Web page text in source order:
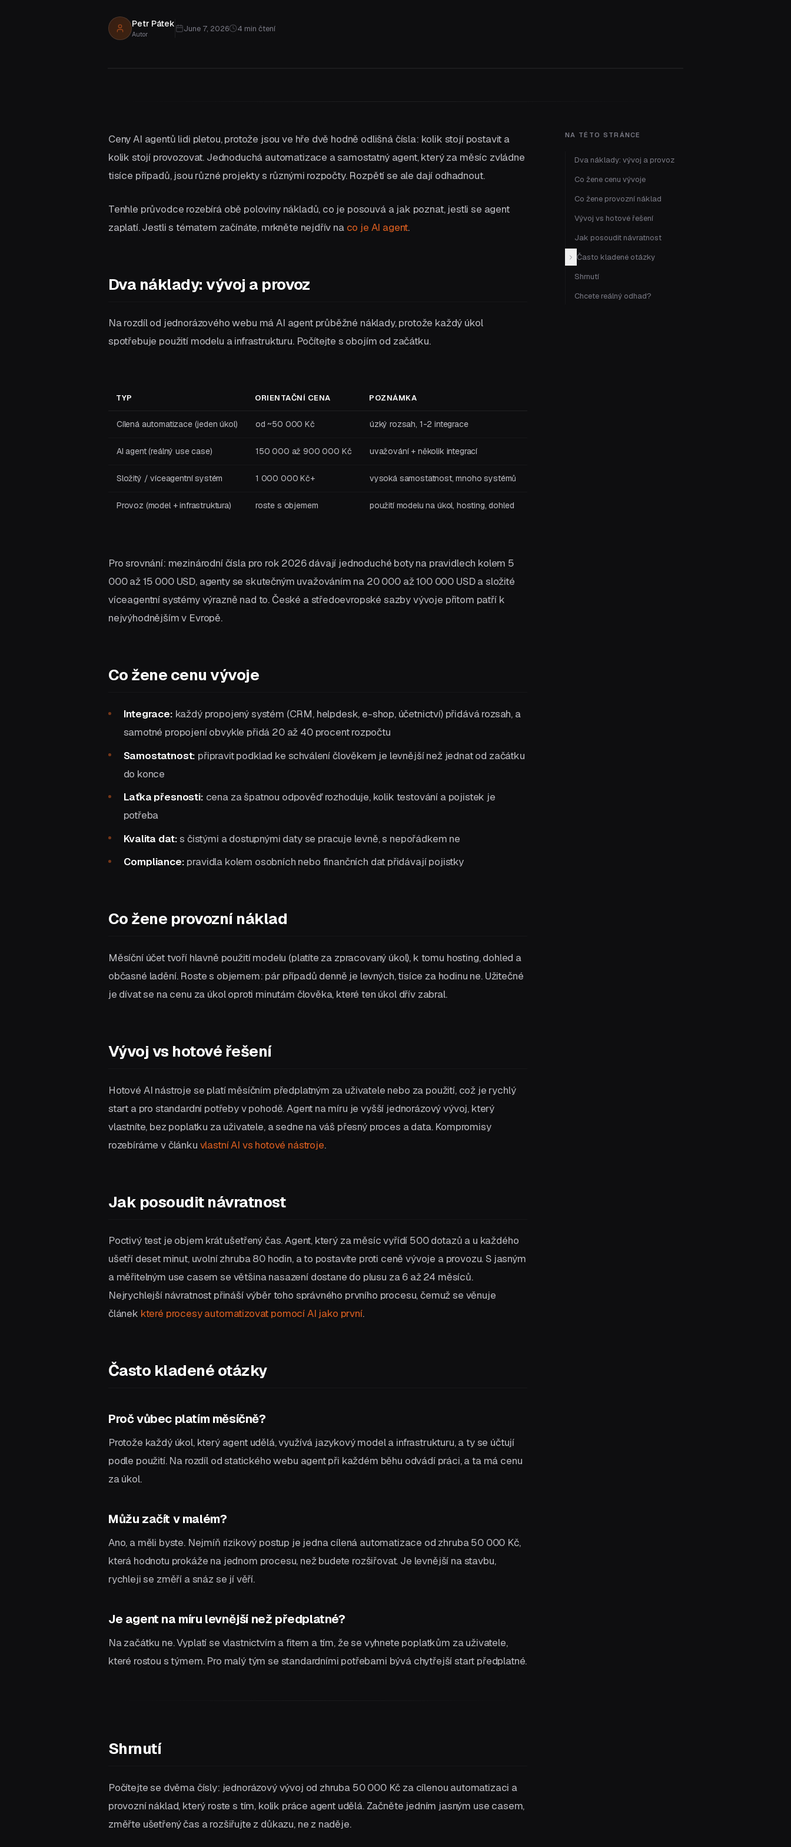
Petr Pátek
Autor
June 7, 2026 4 min čtení
Ceny AI agentů lidi pletou, protože jsou ve hře dvě hodně odlišná čísla: kolik stojí postavit a
kolik stojí provozovat. Jednoduchá automatizace a samostatný agent, který za měsíc zvládne
tisíce případů, jsou různé projekty s různými rozpočty. Rozpětí se ale dají odhadnout.
Tenhle průvodce rozebírá obě poloviny nákladů, co je posouvá a jak poznat, jestli se agent
zaplatí. Jestli s tématem začínáte, mrkněte nejdřív na co je AI agent.
Dva náklady: vývoj a provoz
Na rozdíl od jednorázového webu má AI agent průběžné náklady, protože každý úkol
spotřebuje použití modelu a infrastrukturu. Počítejte s obojím od začátku.
TYP ORIENTAČNÍ CENA POZNÁMKA
Cílená automatizace (jeden úkol) od ~50 000 Kč úzký rozsah, 1-2 integrace
AI agent (reálný use case) 150 000 až 900 000 Kč uvažování + několik integrací
Složitý / víceagentní systém 1 000 000 Kč+ vysoká samostatnost, mnoho systémů
Provoz (model + infrastruktura) roste s objemem použití modelu na úkol, hosting, dohled
Pro srovnání: mezinárodní čísla pro rok 2026 dávají jednoduché boty na pravidlech kolem 5
000 až 15 000 USD, agenty se skutečným uvažováním na 20 000 až 100 000 USD a složité
víceagentní systémy výrazně nad to. České a středoevropské sazby vývoje přitom patří k
nejvýhodnějším v Evropě.
Co žene cenu vývoje
Integrace: každý propojený systém (CRM, helpdesk, e-shop, účetnictví) přidává rozsah, a
samotné propojení obvykle přidá 20 až 40 procent rozpočtu
Samostatnost: připravit podklad ke schválení člověkem je levnější než jednat od začátku
do konce
Laťka přesnosti: cena za špatnou odpověď rozhoduje, kolik testování a pojistek je
potřeba
Kvalita dat:s čistými a dostupnými daty se pracuje levně, s nepořádkem ne
Compliance: pravidla kolem osobních nebo finančních dat přidávají pojistky
Co žene provozní náklad
Měsíční účet tvoří hlavně použití modelu (platíte za zpracovaný úkol), k tomu hosting, dohled a
občasné ladění. Roste s objemem: pár případů denně je levných, tisíce za hodinu ne. Užitečné
je dívat se na cenu za úkol oproti minutám člověka, které ten úkol dřív zabral.
Vývoj vs hotové řešení
Hotové AI nástroje se platí měsíčním předplatným za uživatele nebo za použití, což je rychlý
start a pro standardní potřeby v pohodě. Agent na míru je vyšší jednorázový vývoj, který
vlastníte, bez poplatku za uživatele, a sedne na váš přesný proces a data. Kompromisy
rozebíráme v článku vlastní AI vs hotové nástroje.
Jak posoudit návratnost
Poctivý test je objem krát ušetřený čas. Agent, který za měsíc vyřídí 500 dotazů a u každého
ušetří deset minut, uvolní zhruba 80 hodin, a to postavíte proti ceně vývoje a provozu. S jasným
a měřitelným use casem se většina nasazení dostane do plusu za 6 až 24 měsíců.
Nejrychlejší návratnost přináší výběr toho správného prvního procesu, čemuž se věnuje
článek které procesy automatizovat pomocí AI jako první.
Často kladené otázky
Proč vůbec platím měsíčně?
Protože každý úkol, který agent udělá, využívá jazykový model a infrastrukturu, a ty se účtují
podle použití. Na rozdíl od statického webu agent při každém běhu odvádí práci, a ta má cenu
za úkol.
Můžu začít v malém?
Ano, a měli byste. Nejmíň rizikový postup je jedna cílená automatizace od zhruba 50 000 Kč,
která hodnotu prokáže na jednom procesu, než budete rozšiřovat. Je levnější na stavbu,
rychleji se změří a snáz se jí věří.
Je agent na míru levnější než předplatné?
Na začátku ne. Vyplatí se vlastnictvím a fitem a tím, že se vyhnete poplatkům za uživatele,
které rostou s týmem. Pro malý tým se standardními potřebami bývá chytřejší start předplatné.
Shrnutí
Počítejte se dvěma čísly: jednorázový vývoj od zhruba 50 000 Kč za cílenou automatizaci a
provozní náklad, který roste s tím, kolik práce agent udělá. Začněte jedním jasným use casem,
změřte ušetřený čas a rozšiřujte z důkazu, ne z naděje.
NA TÉTO STRÁNCE
Dva náklady: vývoj a provoz
Co žene cenu vývoje
Co žene provozní náklad
Vývoj vs hotové řešení
Jak posoudit návratnost
Často kladené otázky
Shrnutí
Chcete reálný odhad?